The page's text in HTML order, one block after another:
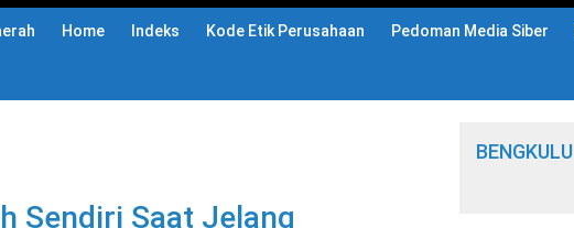
Home Indeks Kode Etik Perusahaan Pedoman Media Siber
Sendiri Saat Jelang
BENGKULU